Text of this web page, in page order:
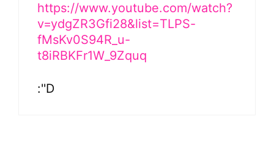
https://www.youtube.com/watch?
v=ydgZR3Gfi28&list=TLPS-
fMsKv0S94R_u-
t8iRBKFr1W_9Zquq
:''D